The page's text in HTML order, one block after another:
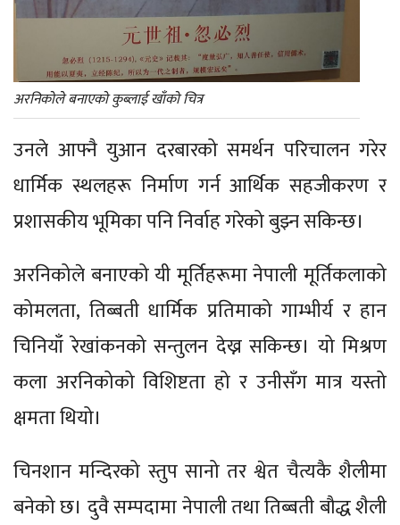
अरनिकोले बनाएको कुब्लाई खाँको चित्र
उनले आफ्नै युआन दरबारको समर्थन परिचालन गरेर
धार्मिक स्थलहरू निर्माण गर्न आर्थिक सहजीकरण र
प्रशासकीय भूमिका पनि निर्वाह गरेको बुझ्न सकिन्छ।
अरनिकोले बनाएको यी मूर्तिहरूमा नेपाली मूर्तिकलाको
कोमलता, तिब्बती धार्मिक प्रतिमाको गाम्भीर्य र हान
चिनियाँ रेखांकनको सन्तुलन देख्न सकिन्छ। यो मिश्रण
कला अरनिकोको विशिष्टता हो र उनीसँग मात्र यस्तो
क्षमता थियो।
चिनशान मन्दिरको स्तुप सानो तर श्वेत चैत्यकै शैलीमा
बनेको छ। दुवै सम्पदामा नेपाली तथा तिब्बती बौद्ध शैली